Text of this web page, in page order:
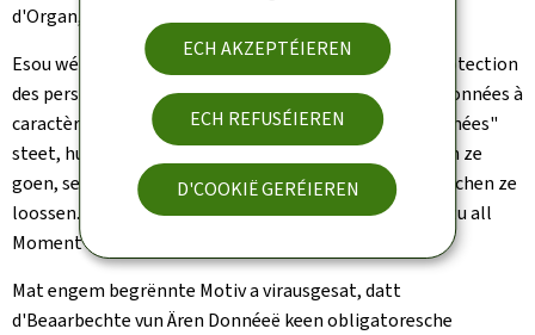
ECH AKZEPTÉIEREN
ECH REFUSÉIEREN
D'COOKIË GERÉIEREN
d'Organ, dat sech mat Ärer Demande befaasst.
Esou wéi et am Reglement (EU) 2016/679 iwwer d'"protection
des personnes physiques à l'égard du traitement des données à
caractère personnel et à la libre circulation de ces données"
steet, hutt Dir d'Recht, Är gespäichert Donnéeë kucken ze
goen, se ze verbesseren oder a bestëmmte Fäll och läschen ze
loossen. Ausserdeem hutt Dir d'Recht, Är Awëllegung zu all
Moment ze widderruffen.
Mat engem begrënnte Motiv a virausgesat, datt
d'Beaarbechte vun Ären Donnéeë keen obligatoresche